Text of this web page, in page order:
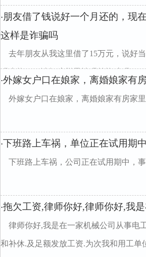
·朋友借了钱说好一个月还的，现
这样是诈骗吗
去年朋友从我这里借了15万元，说好
码也换了，请问这样子情况算诈骗吗
·外嫁女户口在娘家，离婚娘家有
外嫁女户口在娘家，离婚娘家有房家
·下班路上车祸，单位正在试用期
下班路上车祸，公司正在试用期中，
·拖欠工资,律师你好,律师你好,我
律师你好,我是在一家机械公司从事电
和补休.及足额发放工资.为次我和用工单